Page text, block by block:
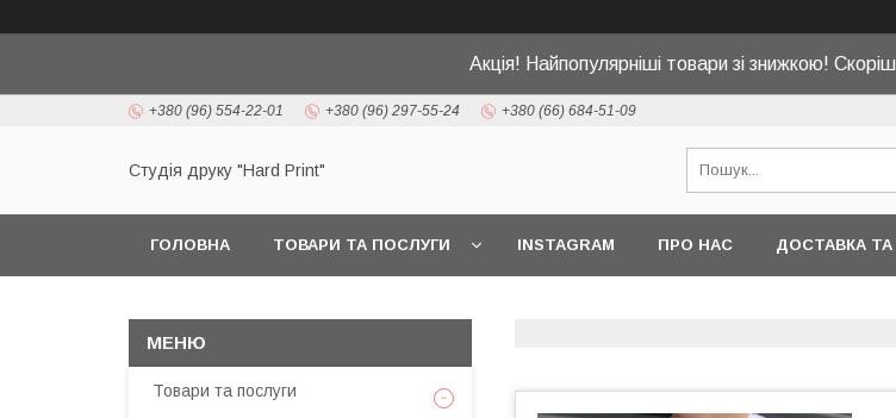
Акція! Найпопулярніші товари зі знижкою!
+380 (96) 554-22-01 +380 (96) 297-55-24 +380 (66) 684-51-09
Студія друку "Hard Print"
ГОЛОВНА ТОВАРИ ТА ПОСЛУГИ INSTAGRAM ПРО НАС ДОСТАВКА
Товари та послуги